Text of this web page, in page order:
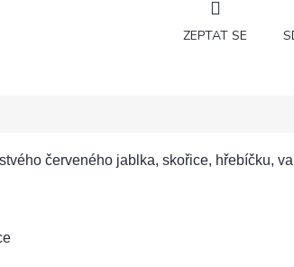
ZEPTAT SE
červeného jablka, skořice, hřebíčku,